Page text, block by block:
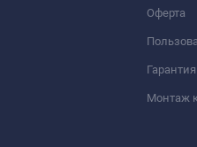
Оферта
Монтаж